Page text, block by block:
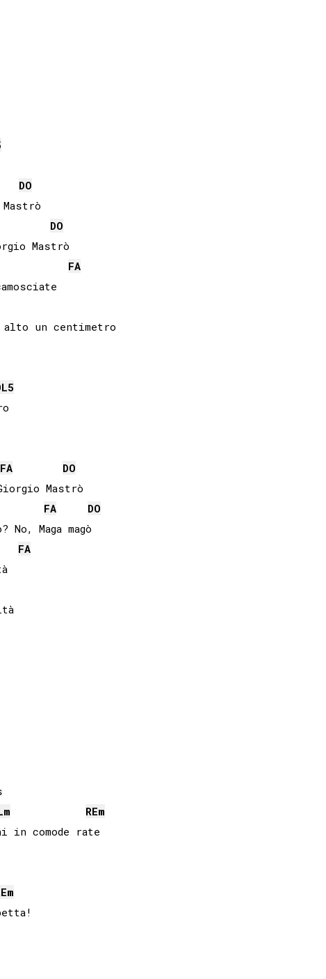
DO
DO
Mastrò
FA
un centimetro
5
FA
DO
Mastrò
FA
DO
Maga magò
FA
m REm
in comode rate
m